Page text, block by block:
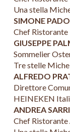
Una stella
SIMONE
Chef Ristorante
GIUSEPPE
Sommelier
Tre stelle
ALFREDO
Direttore
HEINEKEN
ANDREA SARRI
Chef